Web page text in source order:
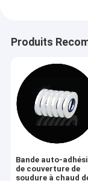
Produits
Bande auto-
de couverture de
soudure à chaud